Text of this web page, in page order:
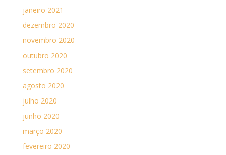
janeiro 2021
dezembro 2020
novembro 2020
outubro 2020
setembro 2020
agosto 2020
julho 2020
junho 2020
março 2020
fevereiro 2020